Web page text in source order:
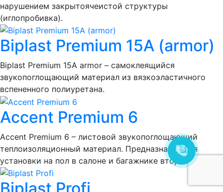
нарушением закрытоячеистой структуры
(иглопробивка).
Biplast Premium 15A (armor)
Biplast Premium 15A armor – самоклеящийся
звукопоглощающий материал из вязкоэластичного
вспененного полиуретана.
Accent Premium 6
Accent Premium 6 – листовой звукопоглощающий
теплоизоляционный материал. Предназначен для
установки на пол в салоне и багажнике вторым слоем.